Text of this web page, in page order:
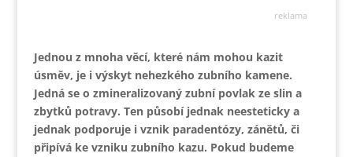
reklama
Jednou z mnoha věcí, které nám mohou kazit
úsměv, je i výskyt nehezkého zubního kamene.
Jedná se o zmineralizovaný zubní povlak ze slin a
zbytků potravy. Ten působí jednak neesteticky a
jednak podporuje i vznik paradentózy, zánětů, či
připívá ke vzniku zubního kazu. Pokud budeme